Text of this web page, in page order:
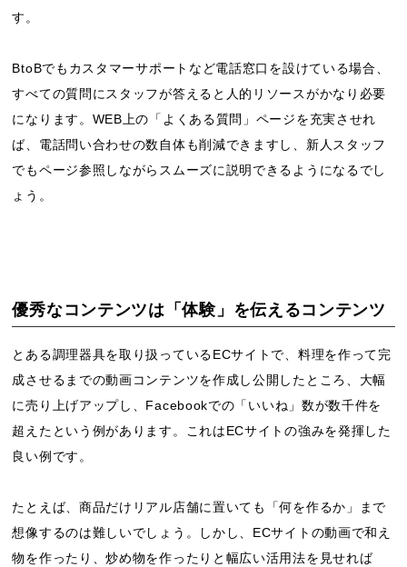
す。
BtoBでもカスタマーサポートなど電話窓口を設けている場合、
すべての質問にスタッフが答えると人的リソースがかなり必要
になります。WEB上の「よくある質問」ページを充実させれ
ば、電話問い合わせの数自体も削減できますし、新人スタッフ
でもページ参照しながらスムーズに説明できるようになるでし
ょう。
優秀なコンテンツは「体験」を伝えるコンテンツ
とある調理器具を取り扱っているECサイトで、料理を作って完
成させるまでの動画コンテンツを作成し公開したところ、大幅
に売り上げアップし、Facebookでの「いいね」数が数千件を
超えたという例があります。これはECサイトの強みを発揮した
良い例です。
たとえば、商品だけリアル店舗に置いても「何を作るか」まで
想像するのは難しいでしょう。しかし、ECサイトの動画で和え
物を作ったり、炒め物を作ったりと幅広い活用法を見せれば